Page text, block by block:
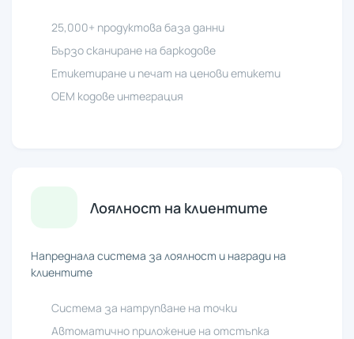
25,000+ продуктова база данни
Бързо сканиране на баркодове
Етикетиране и печат на ценови етикети
ОЕМ кодове интеграция
Лоялност на клиентите
Напреднала система за лоялност и награди на
клиентите
Система за натрупване на точки
Автоматично приложение на отстъпка